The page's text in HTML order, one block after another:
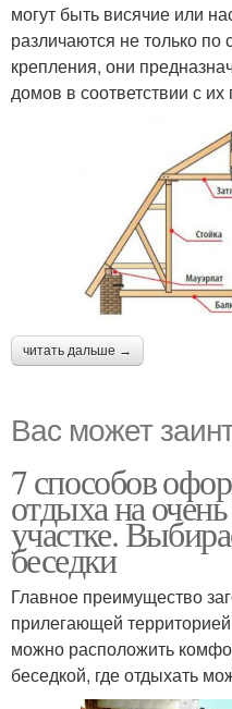
могут быть висячие или
различаются не только по
крепления, они
домов в соответствии с
читать дальше →
Вас может
7 способов
отдыха на
участке.
беседки
Главное преимущество
прилегающей
можно расположить
беседкой, где отдыхать